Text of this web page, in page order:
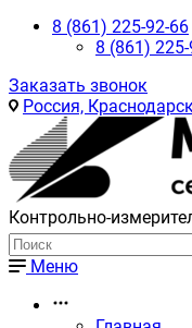
8 (861) 225-92-66
8 (861)
Заказать звонок
Россия,
Контрольно-
Меню